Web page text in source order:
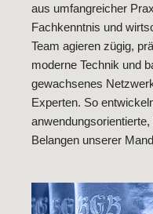
aus umfangreicher
Fachkenntnis und
Team agieren zügig,
moderne Technik und
gewachsenes
Experten. So
Belangen unserer